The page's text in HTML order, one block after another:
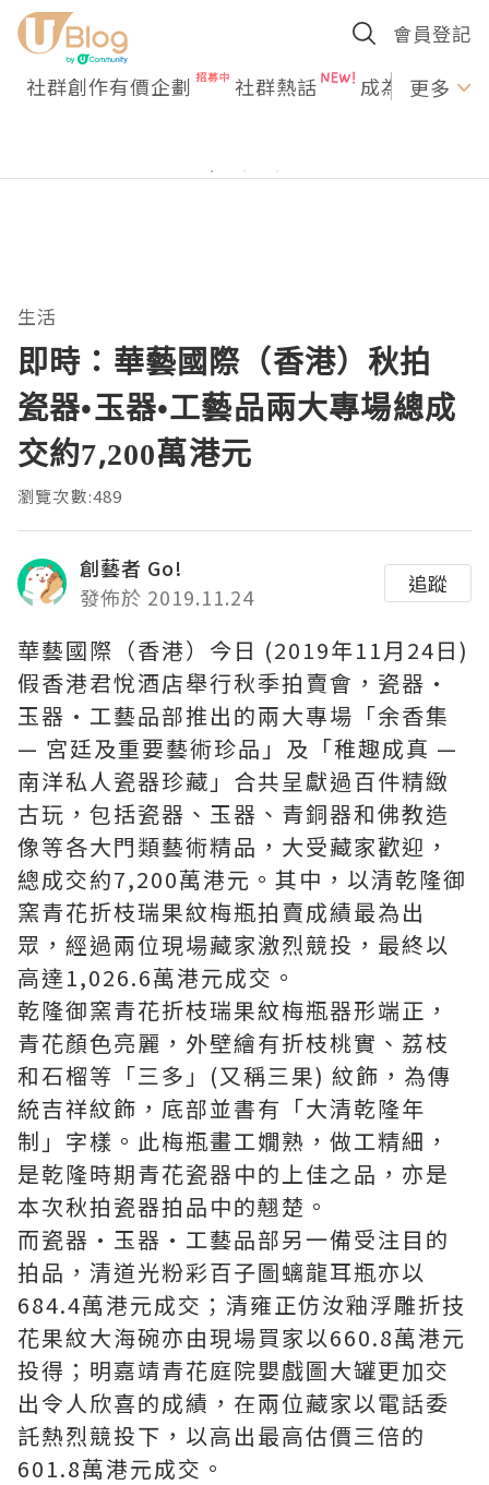
會員登記
社群創作有價企劃 社群熱話 成為U更多
生活
即時：華藝國際（香港）秋拍
瓷器•玉器•工藝品兩大專場總成
交約7,200萬港元
瀏覽次數:489
創藝者 Go!
發佈於 2019.11.24
追蹤
華藝國際（香港）今日 (2019年11月24日)
假香港君悅酒店舉行秋季拍賣會，瓷器•
玉器•工藝品部推出的兩大專場「余香集
— 宮廷及重要藝術珍品」及「稚趣成真 —
南洋私人瓷器珍藏」合共呈獻過百件精緻
古玩，包括瓷器、玉器、青銅器和佛教造
像等各大門類藝術精品，大受藏家歡迎，
總成交約7,200萬港元。其中，以清乾隆御
窯青花折枝瑞果紋梅瓶拍賣成績最為出
眾，經過兩位現場藏家激烈競投，最終以
高達1,026.6萬港元成交。
乾隆御窯青花折枝瑞果紋梅瓶器形端正，
青花顏色亮麗，外壁繪有折枝桃實、荔枝
和石榴等「三多」(又稱三果) 紋飾，為傳
統吉祥紋飾，底部並書有「大清乾隆年
制」字樣。此梅瓶畫工嫺熟，做工精細，
是乾隆時期青花瓷器中的上佳之品，亦是
本次秋拍瓷器拍品中的翹楚。
而瓷器•玉器•工藝品部另一備受注目的
拍品，清道光粉彩百子圖螭龍耳瓶亦以
684.4萬港元成交；清雍正仿汝釉浮雕折技
花果紋大海碗亦由現場買家以660.8萬港元
投得；明嘉靖青花庭院嬰戲圖大罐更加交
出令人欣喜的成績，在兩位藏家以電話委
託熱烈競投下，以高出最高估價三倍的
601.8萬港元成交。